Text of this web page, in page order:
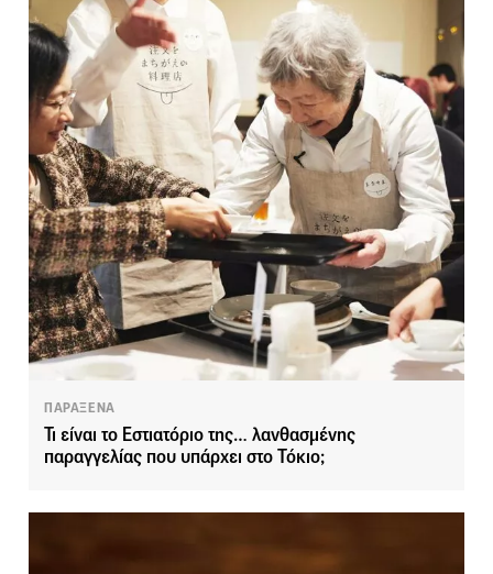
ΠΑΡΑΞΕΝΑ
Τι είναι το Εστιατόριο της… λανθασμένης
παραγγελίας που υπάρχει στο Τόκιο;